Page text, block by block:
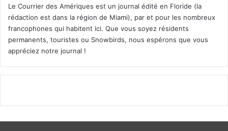
Le Courrier des Amériques est un journal édité en Floride (la
rédaction est dans la région de Miami), par et pour les nombreux
francophones qui habitent ici. Que vous soyez résidents
permanents, touristes ou Snowbirds, nous espérons que vous
appréciez notre journal !